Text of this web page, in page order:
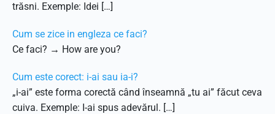
trăsni. Exemple: Idei […]
Cum se zice in engleza ce faci?
Ce faci? → How are you?
Cum este corect: i-ai sau ia-i?
„i-ai” este forma corectă când înseamnă „tu ai” făcut ceva
cuiva. Exemple: I-ai spus adevărul. […]